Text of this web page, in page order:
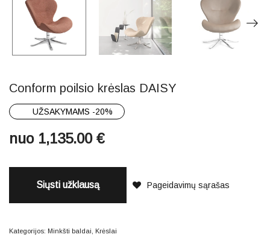
Conform poilsio krėslas DAISY
UŽSAKYMAMS -20%
nuo 1,135.00 €
Siųsti užklausą Pageidavimų sąrašas
Kategorijos: Minkšti baldai Krėslai